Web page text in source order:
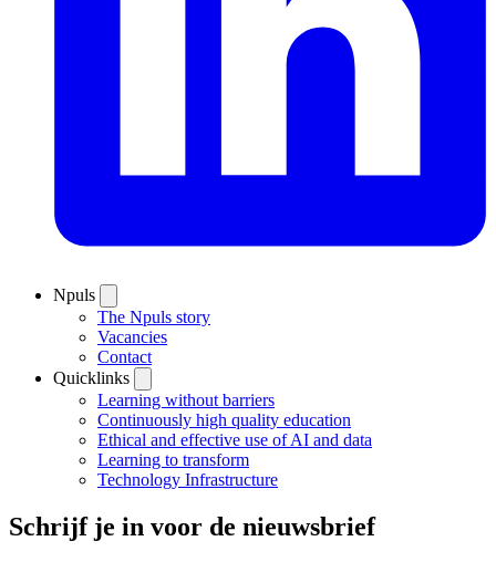
Npuls
The Npuls story
Vacancies
Contact
Quicklinks
Learning without barriers
Continuously high quality education
Ethical and effective use of AI and data
Learning to transform
Technology Infrastructure
Schrijf je in voor de nieuwsbrief